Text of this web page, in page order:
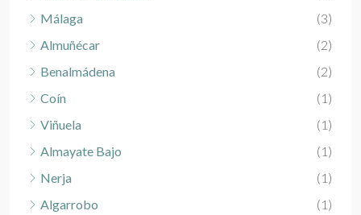
Málaga
(3)
Almuñécar
(2)
Benalmádena
(2)
Coín
(1)
Viñuela
(1)
Almayate Bajo
(1)
Nerja
(1)
Algarrobo
(1)